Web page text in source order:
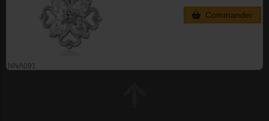
NNA091
Commander